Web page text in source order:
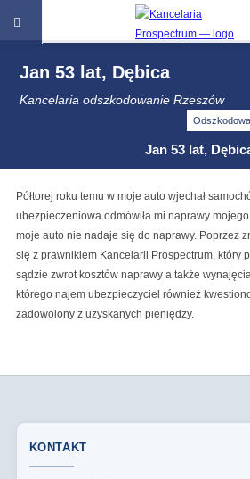
Jan 53 lat, Dębica
Kancelaria odszkodowanie Rzeszów
Jan 53 lat,
Półtorej roku temu w moje auto wjechał
ubezpieczeniowa odmówiła mi naprawy
moje auto nie nadaje się do naprawy. Poprzez
się z prawnikiem Kancelarii Prospectrum, który
sądzie zwrot kosztów naprawy a także
którego najem ubezpieczyciel również
zadowolony z uzyskanych pieniędzy.
KONTAKT